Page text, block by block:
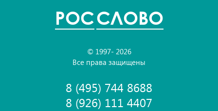
POCСЛОВО
© 1997- 2026
Все права защищены
8 (495) 744 8688
8 (926) 111 4407